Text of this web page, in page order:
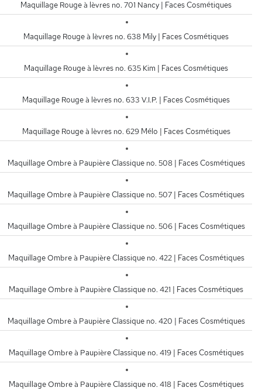
Maquillage Rouge à lèvres no. 701 Nancy | Faces Cosmétiques
Maquillage Rouge à lèvres no. 638 Mily | Faces Cosmétiques
Maquillage Rouge à lèvres no. 635 Kim | Faces Cosmétiques
Maquillage Rouge à lèvres no. 633 V.I.P. | Faces Cosmétiques
Maquillage Rouge à lèvres no. 629 Mélo | Faces Cosmétiques
Maquillage Ombre à Paupière Classique no. 508 | Faces Cosmétiques
Maquillage Ombre à Paupière Classique no. 507 | Faces Cosmétiques
Maquillage Ombre à Paupière Classique no. 506 | Faces Cosmétiques
Maquillage Ombre à Paupière Classique no. 422 | Faces Cosmétiques
Maquillage Ombre à Paupière Classique no. 421 | Faces Cosmétiques
Maquillage Ombre à Paupière Classique no. 420 | Faces Cosmétiques
Maquillage Ombre à Paupière Classique no. 419 | Faces Cosmétiques
Maquillage Ombre à Paupière Classique no. 418 | Faces Cosmétiques